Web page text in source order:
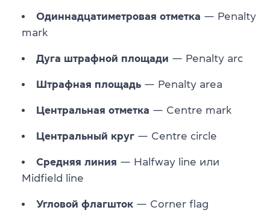
Одиннадцатиметровая отметка — Penalty
mark
Дуга штрафной площади — Penalty arc
Штрафная площадь — Penalty area
Центральная отметка — Centre mark
Центральный круг — Centre circle
Средняя линия — Halfway line или
Midfield line
Угловой флагшток — Сorner flag